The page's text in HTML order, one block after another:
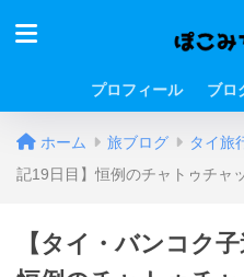
プロフィール ブロ
ホーム 旅ブログ タイ旅
記19日目】恒例のチャトゥチャ
【タイ・バンコク